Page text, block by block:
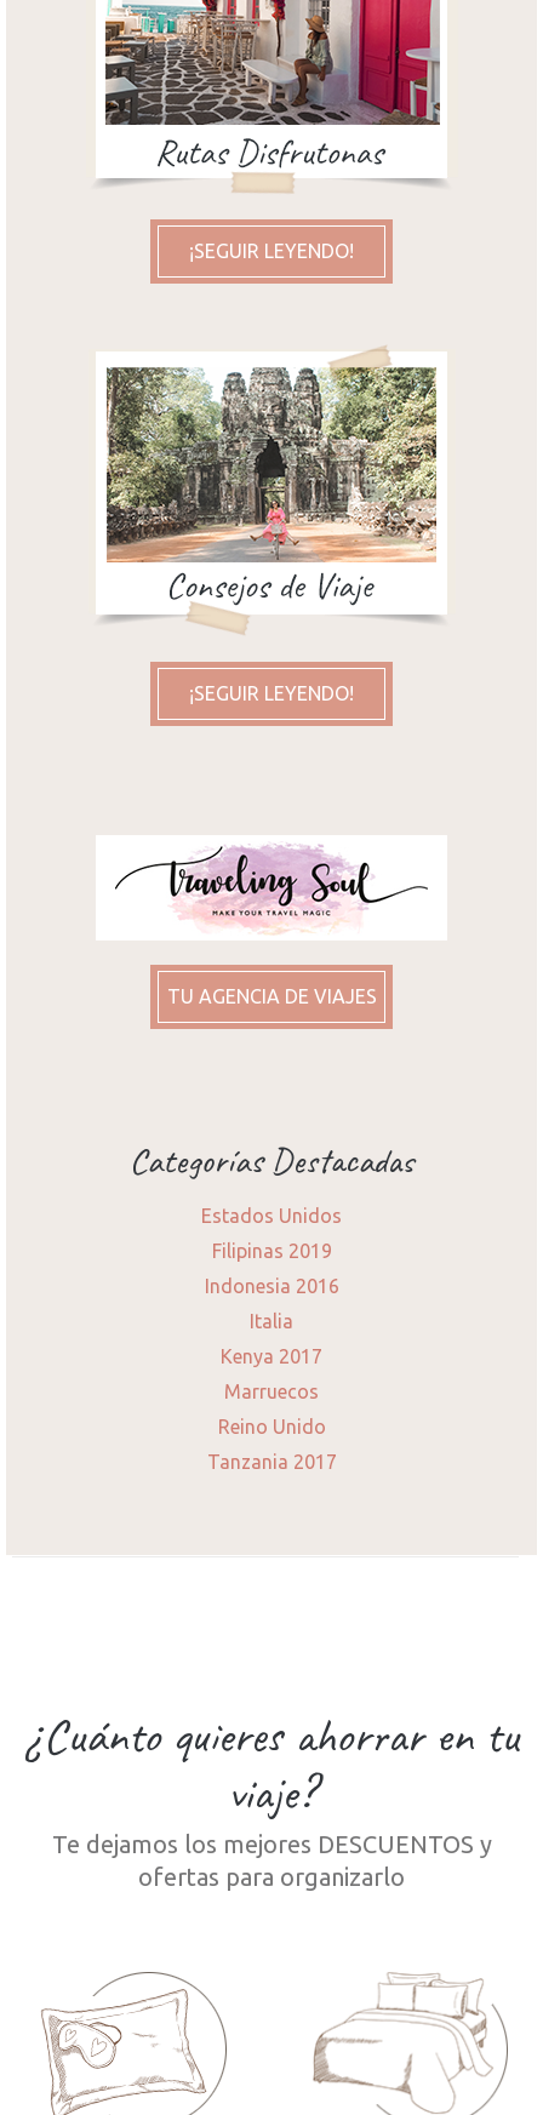
¡SEGUIR LEYENDO!
¡SEGUIR LEYENDO!
TU AGENCIA DE VIAJES
Categorías Destacadas
Estados Unidos
Filipinas 2019
Indonesia 2016
Italia
Kenya 2017
Marruecos
Reino Unido
Tanzania 2017
¿Cuánto quieres ahorrar en tu
viaje?
Te dejamos los mejores DESCUENTOS y
ofertas para organizarlo